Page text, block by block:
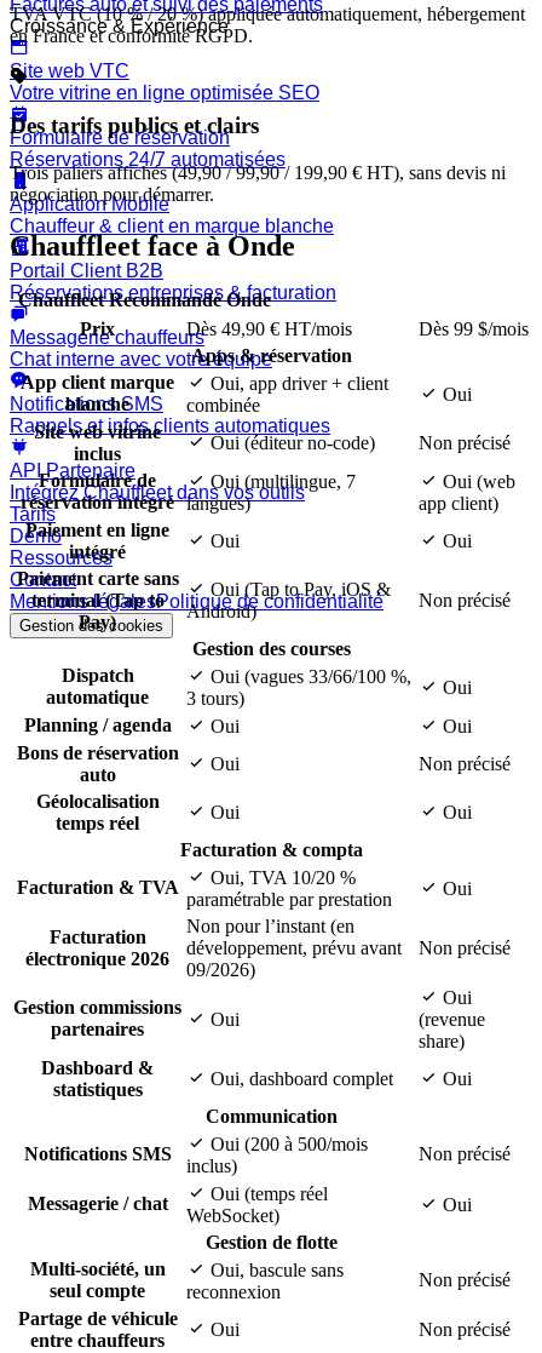
Croissance & Expérience
Site web VTC
Votre vitrine en ligne optimisée SEO
Formulaire de réservation
Réservations 24/7 automatisées
Application Mobile
Chauffeur & client en marque blanche
Portail Client B2B
Réservations entreprises & facturation
Messagerie chauffeurs
Chat interne avec votre équipe
Notifications SMS
Rappels et infos clients automatiques
API Partenaire
Intégrez Chauffleet dans vos outils
Tarifs
Démo
Ressources
Contact
Mentions légalesPolitique de confidentialité
Gestion des cookies
TVA VTC (10 % / 20 %) appliquée automatiquement, hébergement
en France et conformité RGPD.
Des tarifs publics et clairs
Trois paliers affichés (49,90 / 99,90 / 199,90 € HT), sans devis ni
négociation pour démarrer.
Chauffleet face à Onde
ChauffleetRecommandé Onde
Prix
Dès 49,90 € HT/mois
Dès 99 $/mois
Apps & réservation
App client marque
blanche
Oui, app driver + client
combinée
Oui
Site web vitrine
inclus
Oui (éditeur no-code)
Non précisé
Formulaire de
réservation intégré
Oui (multilingue, 7
langues)
Oui (web
app client)
Paiement en ligne
intégré
Oui
Oui
Paiement carte sans
terminal (Tap to
Pay)
Oui (Tap to Pay, iOS &
Android)
Non précisé
Gestion des courses
Dispatch
automatique
Oui (vagues 33/66/100 %,
3 tours)
Oui
Planning / agenda
Oui
Oui
Bons de réservation
auto
Oui
Non précisé
Géolocalisation
temps réel
Oui
Oui
Facturation & compta
Facturation & TVA
Oui, TVA 10/20 %
paramétrable par prestation
Oui
Facturation
électronique 2026
Non pour l’instant (en
développement, prévu avant
09/2026)
Non précisé
Gestion commissions
partenaires
Oui
Oui
(revenue
share)
Dashboard &
statistiques
Oui, dashboard complet
Oui
Communication
Notifications SMS
Oui (200 à 500/mois
inclus)
Non précisé
Messagerie / chat
Oui (temps réel
WebSocket)
Oui
Gestion de flotte
Multi-société, un
seul compte
Oui, bascule sans
reconnexion
Non précisé
Partage de véhicule
entre chauffeurs
Oui
Non précisé